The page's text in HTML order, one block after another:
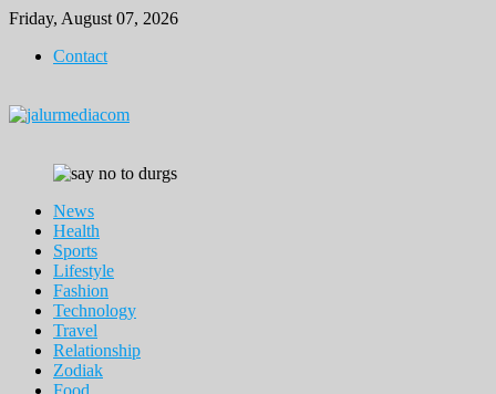
Skip
content
Friday, August 07, 2026
Contact
News
Health
Sports
Lifestyle
Fashion
Technology
Travel
Relationship
Zodiak
Food